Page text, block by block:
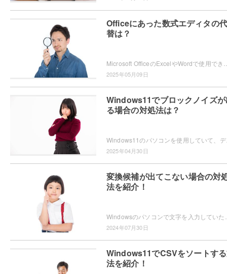
Officeにあった数式エディタの代
替は？
2025年05月09日
Windows11でブロックノイズ
る場合の対処法は？
Windows11のパソコンを使用して
2025年04月30日
変換候補が出てこない場合の対
法を紹介！
2024年07月30日
Windows11でCSVをソートす
法を紹介！